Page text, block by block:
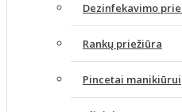
Dezinfekavimo
Rankų priežiūra
Pincetai manikiūrui